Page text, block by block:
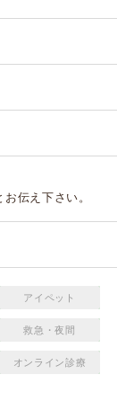
伝え下さい。
アイペット
救急・夜間
オンライン診療